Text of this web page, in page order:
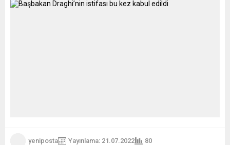
yeniposta Yayınlama: 21.07.2022 80